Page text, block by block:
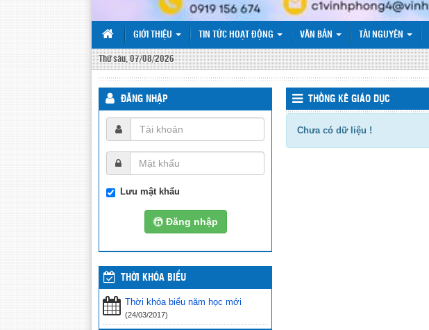
GIỚI THIỆU TIN TỨC HOẠT ĐỘNG VĂN BẢN TÀI NGUYÊN
Thứ sáu, 07/08/2026
THỐNG KÊ GIÁO DỤC
Chưa có dữ liệu !
ĐĂNG NHẬP
Lưu mật khẩu
Đăng nhập
THỜI KHÓA BIỂU
Thời khóa biểu năm học mới
(24/03/2017)